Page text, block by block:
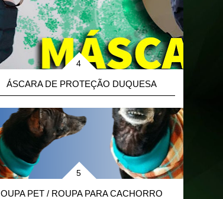
ÁSCARA DE PROTEÇÃO DUQUESA
R
OUPA PET / ROUPA PARA CACHORRO